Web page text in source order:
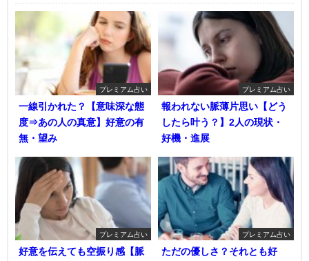
プレミアム占い
一線引かれた？【意味深な態
度⇒あの人の真意】好意の有
無・望み
プレミアム占い
報われない脈薄片思い【どう
したら叶う？】2人の現状・
好機・進展
プレミアム占い
好意を伝えても空振り感【脈
プレミアム占い
ただの優しさ？それとも好